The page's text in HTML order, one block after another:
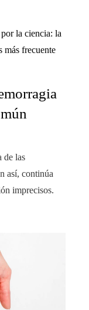
de las
así, continúa
imprecisos.